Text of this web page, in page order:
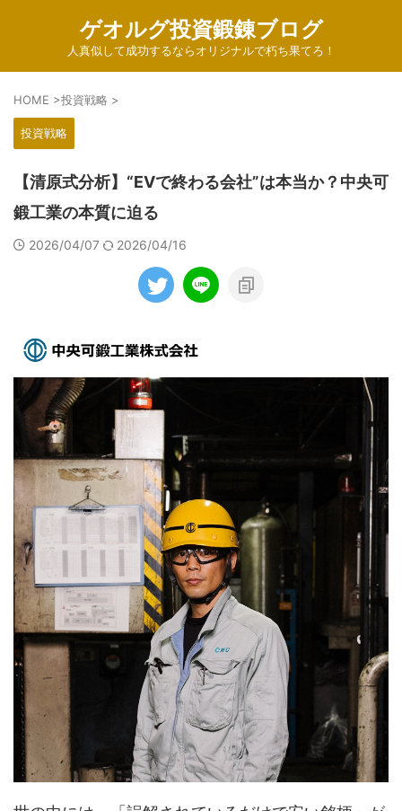
ゲオルグ投資鍛錬ブログ
人真似して成功するならオリジナルで朽ち果てろ！
HOME >投資戦略 >
投資戦略
【清原式分析】“EVで終わる会社”は本当か？中央可
鍛工業の本質に迫る
2026/04/07 2026/04/16